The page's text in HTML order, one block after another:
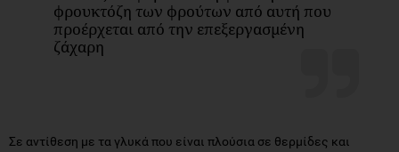
φρουκτόζη των φρούτων από αυτή που
προέρχεται από την επεξεργασμένη
ζάχαρη
Σε αντίθεση με τα γλυκά που είναι πλούσια σε θερμίδες και